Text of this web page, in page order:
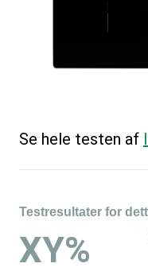
Se hele testen af
Testresultater for
XY%